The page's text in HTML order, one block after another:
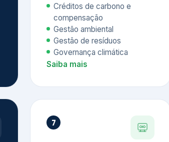
Créditos de carbono e
compensação
Gestão ambiental
Gestão de resíduos
Governança climática
Saiba mais
7